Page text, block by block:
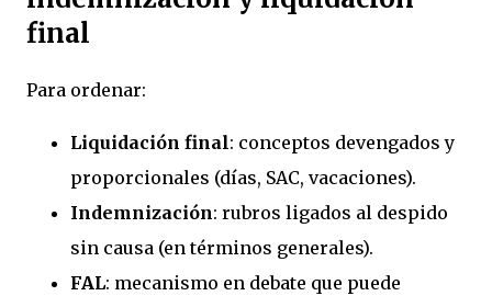
final
Para ordenar:
Liquidación final: conceptos devengados y
proporcionales (días, SAC, vacaciones).
Indemnización: rubros ligados al despido
sin causa (en términos generales).
FAL: mecanismo en debate que puede